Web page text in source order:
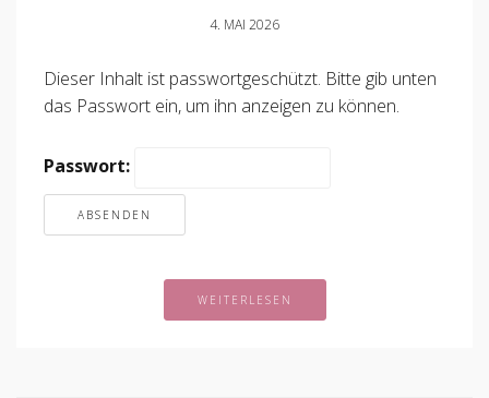
4. MAI 2026
Dieser Inhalt ist passwortgeschützt. Bitte gib unten
das Passwort ein, um ihn anzeigen zu können.
Passwort:
WEITERLESEN